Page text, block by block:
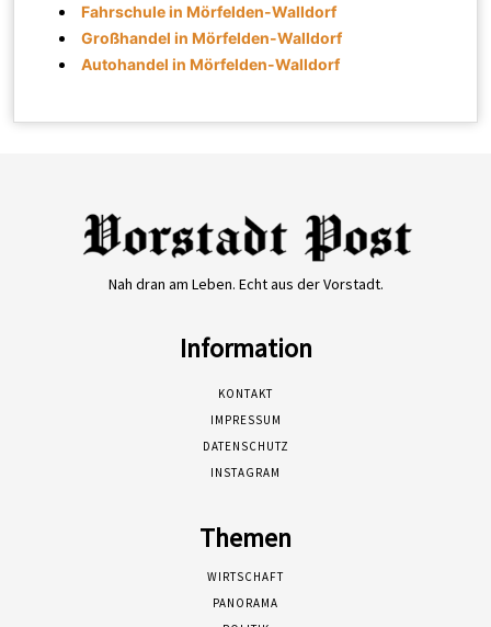
Fahrschule in Mörfelden-Walldorf
Großhandel in Mörfelden-Walldorf
Autohandel in Mörfelden-Walldorf
Nah dran am Leben. Echt aus der Vorstadt.
Information
KONTAKT
IMPRESSUM
DATENSCHUTZ
INSTAGRAM
Themen
WIRTSCHAFT
PANORAMA